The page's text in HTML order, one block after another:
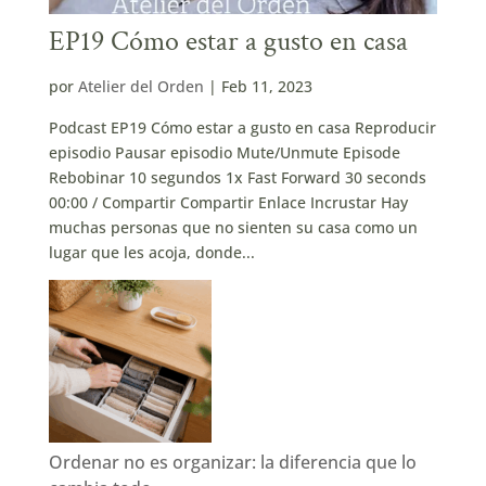
EP19 Cómo estar a gusto en casa
por Atelier del Orden | Feb 11, 2023
Podcast EP19 Cómo estar a gusto en casa Reproducir
episodio Pausar episodio Mute/Unmute Episode
Rebobinar 10 segundos 1x Fast Forward 30 seconds
00:00 / Compartir Compartir Enlace Incrustar Hay
muchas personas que no sienten su casa como un
lugar que les acoja, donde...
Ordenar no es organizar: la diferencia que lo